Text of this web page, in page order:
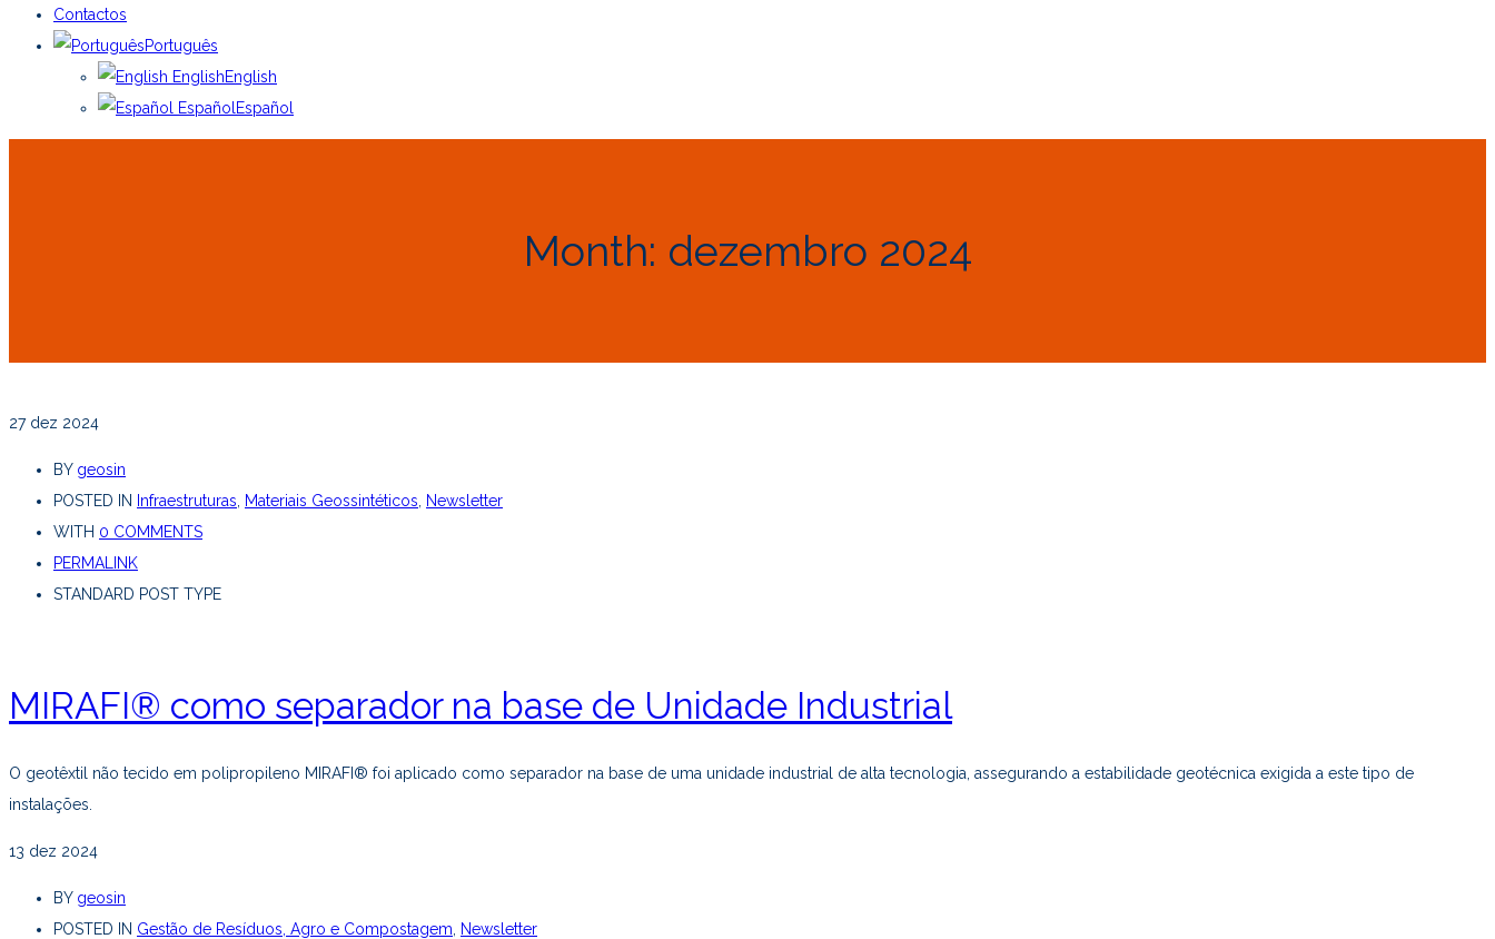
Contactos
Português
EnglishEnglish
Español Español
Month: dezembro 2024
27 dez 2024
BY geosin
POSTED IN
Infraestruturas Materiais Geossintéticos
Newsletter
WITH 0 COMMENTS
PERMALINK
STANDARD POST TYPE
MIRAFI® como separador na base de Unidade Industrial
O geotêxtil não tecido em polipropileno MIRAFI® foi aplicado como separador na base de uma unidade industrial de alta tecnologia, assegurando a estabilidade geotécnica exigida a este tipo de
instalações.
13 dez 2024
BY geosin
POSTED IN Gestão de Resíduos, Agro e Compostagem
Newsletter